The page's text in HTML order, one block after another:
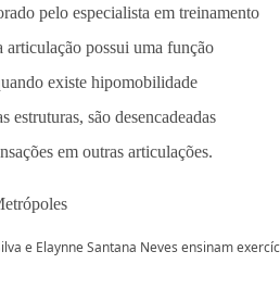
pelo especialista em treinamento
possui uma função
existe hipomobilidade
estruturas, são desencadeadas
em outras articulações.
e Elaynne Santana Neves ensinam